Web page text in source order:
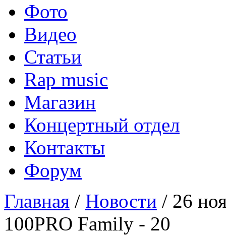
Фото
Видео
Статьи
Rap music
Магазин
Концертный отдел
Контакты
Форум
Главная / Новости / 26
100PRO Family - 20